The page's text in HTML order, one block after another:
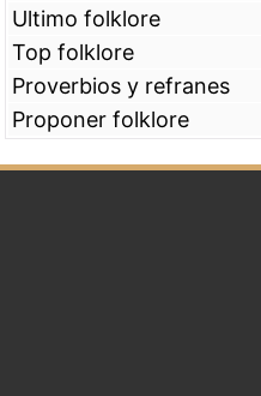
Ultimo folklore
Top folklore
Proverbios y refranes
Proponer folklore